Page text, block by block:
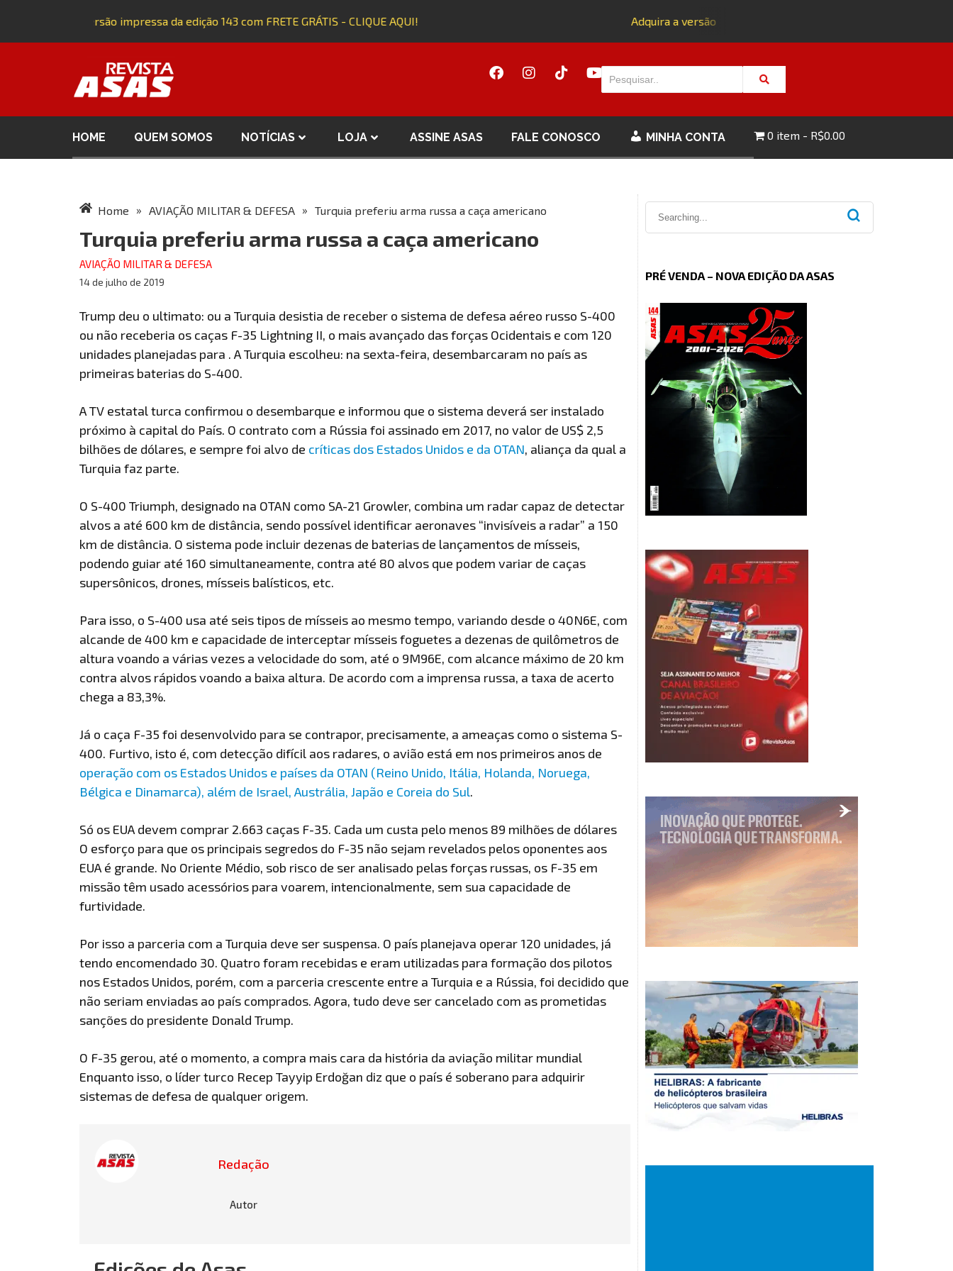
Adquira a versão impressa da edição 143 com FRETE GRÁTIS - CLIQUE AQUI! Adquira a versão impressa da edição 143 com FRETE GRÁTIS -
HOME QUEM SOMOS NOTÍCIAS LOJA ASSINE ASAS FALE CONOSCO MINHA CONTA 0 item R$0.00
Home » AVIAÇÃO MILITAR & DEFESA » Turquia preferiu arma russa a caça americano
Turquia preferiu arma russa a caça americano
AVIAÇÃO MILITAR & DEFESA
14 de julho de 2019
Trump deu o ultimato: ou a Turquia desistia de receber o sistema de defesa aéreo russo S-400
ou não receberia os caças F-35 Lightning II, o mais avançado das forças Ocidentais e com 120
unidades planejadas para . A Turquia escolheu: na sexta-feira, desembarcaram no país as
primeiras baterias do S-400.
A TV estatal turca confirmou o desembarque e informou que o sistema deverá ser instalado
próximo à capital do País. O contrato com a Rússia foi assinado em 2017, no valor de US$ 2,5
bilhões de dólares, e sempre foi alvo de críticas dos Estados Unidos e da OTAN, aliança da qual a
Turquia faz parte.
O S-400 Triumph, designado na OTAN como SA-21 Growler, combina um radar capaz de detectar
alvos a até 600 km de distância, sendo possível identificar aeronaves “invisíveis a radar” a 150
km de distância. O sistema pode incluir dezenas de baterias de lançamentos de mísseis,
podendo guiar até 160 simultaneamente, contra até 80 alvos que podem variar de caças
supersônicos, drones, mísseis balísticos, etc.
Para isso, o S-400 usa até seis tipos de mísseis ao mesmo tempo, variando desde o 40N6E, com
alcande de 400 km e capacidade de interceptar mísseis foguetes a dezenas de quilômetros de
altura voando a várias vezes a velocidade do som, até o 9M96E, com alcance máximo de 20 km
contra alvos rápidos voando a baixa altura. De acordo com a imprensa russa, a taxa de acerto
chega a 83,3%.
Já o caça F-35 foi desenvolvido para se contrapor, precisamente, a ameaças como o sistema S-
400. Furtivo, isto é, com detecção difícil aos radares, o avião está em nos primeiros anos de
operação com os Estados Unidos e países da OTAN (Reino Unido, Itália, Holanda, Noruega,
Bélgica e Dinamarca), além de Israel, Austrália, Japão e Coreia do Sul.
Só os EUA devem comprar 2.663 caças F-35. Cada um custa pelo menos 89 milhões de dólares
O esforço para que os principais segredos do F-35 não sejam revelados pelos oponentes aos
EUA é grande. No Oriente Médio, sob risco de ser analisado pelas forças russas, os F-35 em
missão têm usado acessórios para voarem, intencionalmente, sem sua capacidade de
furtividade.
Por isso a parceria com a Turquia deve ser suspensa. O país planejava operar 120 unidades, já
tendo encomendado 30. Quatro foram recebidas e eram utilizadas para formação dos pilotos
nos Estados Unidos, porém, com a parceria crescente entre a Turquia e a Rússia, foi decidido que
não seriam enviadas ao país comprados. Agora, tudo deve ser cancelado com as prometidas
sanções do presidente Donald Trump.
O F-35 gerou, até o momento, a compra mais cara da história da aviação militar mundial
Enquanto isso, o líder turco Recep Tayyip Erdoğan diz que o país é soberano para adquirir
sistemas de defesa de qualquer origem.
Redação
Autor
PRÉ VENDA – NOVA EDIÇÃO DA ASAS